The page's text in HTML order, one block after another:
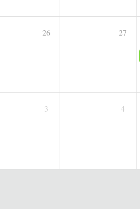
26 27
3 4